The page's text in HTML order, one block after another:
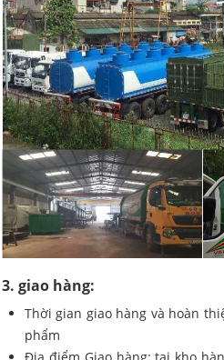
3. giao hàng:
Thời gian giao hàng và hoàn
phẩm